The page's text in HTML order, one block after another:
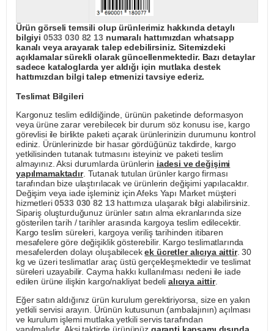
Ürün görseli temsili olup ürünlerimiz hakkında detaylı
bilgiyi 0533 030 82 13numaralı hattımızdan whatsapp
kanalı veya arayarak talep edebilirsiniz. Sitemizdeki
açıklamalar sürekli olarak güncellenmektedir. Bazı detaylar
sadece kataloglarda yer aldığı için mutlaka destek
hattımızdan bilgi talep etmenizi tavsiye ederiz.
Teslimat Bilgileri
Kargonuz teslim edildiğinde, ürünün paketinde deformasyon
veya ürüne zarar verebilecek bir durum söz konusu ise, kargo
görevlisi ile birlikte paketi açarak ürünlerinizin durumunu kontrol
ediniz. Ürünlerinizde bir hasar gördüğünüz takdirde, kargo
yetkilisinden tutanak tutmasını isteyiniz ve paketi teslim
almayınız. Aksi durumlarda ürünlerin iadesi ve değişimi
yapılmamaktadır. Tutanak tutulan ürünler kargo firması
tarafından bize ulaştırılacak ve ürünlerin değişimi yapılacaktır.
Değişim veya iade işleminiz için Afeks Yapı Market müşteri
hizmetleri0533 030 82 13hattımıza ulaşarak bilgi alabilirsiniz.
Sipariş oluşturduğunuz ürünler satın alma ekranlarında size
gösterilen tarih / tarihler arasında kargoya teslim edilecektir.
Kargo teslim süreleri, kargoya veriliş tarihinden itibaren
mesafelere göre değişiklik gösterebilir. Kargo teslimatlarında
mesafelerden dolayı oluşabilecekek ücretler alıcıya aittir. 30
kg ve üzeri teslimatlar araç üstü gerçekleşmektedir ve teslimat
süreleri uzayabilir. Cayma hakkı kullanılması nedeni ile iade
edilen ürüne ilişkin kargo/nakliyat bedeli alıcıya aittir.
Eğer satın aldığınız ürün kurulum gerektiriyorsa, size en yakın
yetkili servisi arayın. Ürünün kutusunun (ambalajının) açılması
ve kurulum işlemi mutlaka yetkili servis tarafından